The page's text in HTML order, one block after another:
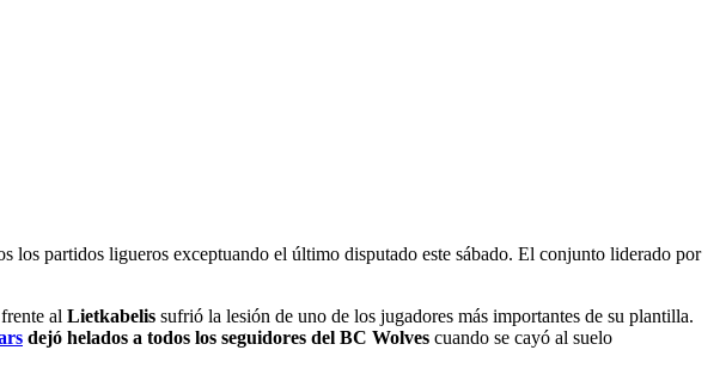
los partidos ligueros exceptuando el último disputado este sábado. El conjunto liderado por
al Lietkabelis sufrió la lesión de uno de los jugadores más importantes de su plantilla.
dejó helados a todos los seguidores del BC Wolves cuando se cayó al suelo